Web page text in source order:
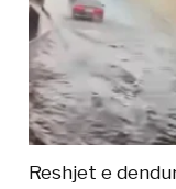
Reshjet e